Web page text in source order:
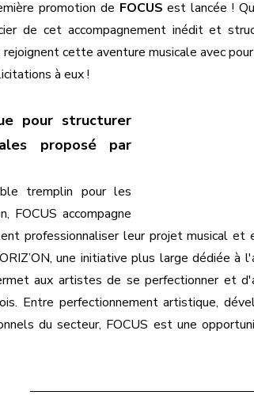
promotion de FOCUS est lancée !
de cet accompagnement inédit et
rejoignent cette aventure musicale avec
à eux !
pour structurer
proposé par
tremplin pour les
FOCUS accompagne
professionnaliser leur projet musical et
une initiative plus large dédiée à
aux artistes de se perfectionner et
Entre perfectionnement artistique,
du secteur, FOCUS est une